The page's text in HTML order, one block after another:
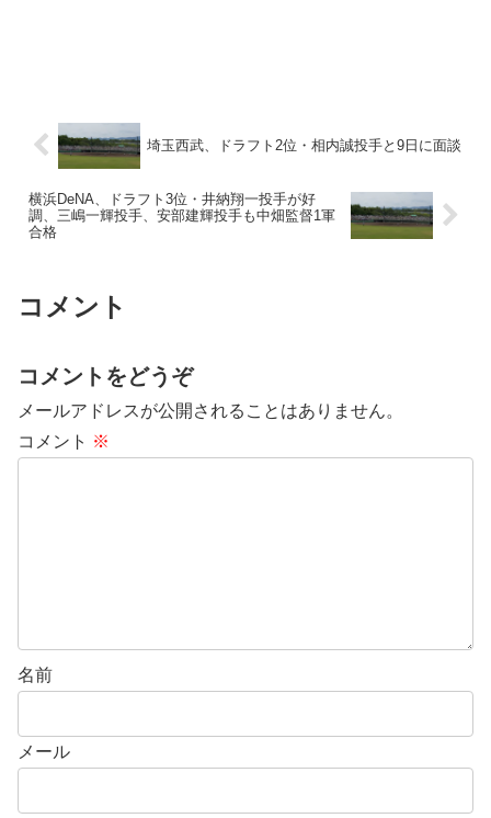
埼玉西武、ドラフト2位・相内誠投手と9日に面談
横浜DeNA、ドラフト3位・井納翔一投手が好
調、三嶋一輝投手、安部建輝投手も中畑監督1軍
合格
コメント
コメントをどうぞ
メールアドレスが公開されることはありません。
コメント ※
名前
メール